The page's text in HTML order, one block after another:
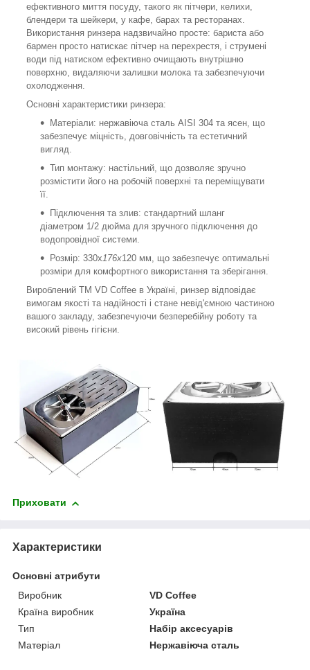
ефективного миття посуду, такого як пітчери, келихи,
блендери та шейкери, у кафе, барах та ресторанах.
Використання ринзера надзвичайно просте: бариста або
бармен просто натискає пітчер на перехрестя, і струмені
води під натиском ефективно очищають внутрішню
поверхню, видаляючи залишки молока та забезпечуючи
охолодження.
Основні характеристики ринзера:
Матеріали: нержавіюча сталь AISI 304 та ясен, що
забезпечує міцність, довговічність та естетичний
вигляд.
Тип монтажу: настільний, що дозволяє зручно
розмістити його на робочій поверхні та переміщувати
її.
Підключення та злив: стандартний шланг
діаметром 1/2 дюйма для зручного підключення до
водопровідної системи.
Розмір: 330х 176х120 мм, що забезпечує оптимальні
розміри для комфортного використання та зберігання.
Вироблений ТМ VD Coffee в Україні, ринзер відповідає
вимогам якості та надійності і стане невід'ємною частиною
вашого закладу, забезпечуючи безперебійну роботу та
високий рівень гігієни.
Приховати
Характеристики
Основні атрибути
Виробник
VD Coffee
Країна виробник
Україна
Тип
Набір аксесуарів
Матеріал
Нержавіюча сталь